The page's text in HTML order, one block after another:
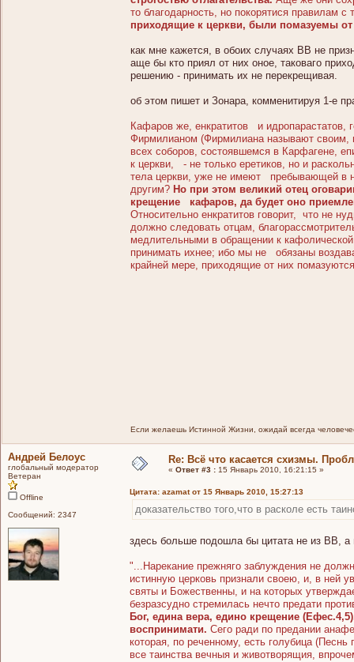
то благодарность, но покорятися правилам
приходящие к церкви, были помазуемы от
как мне кажется, в обоих случаях ВВ не
аще бы кто приял от них оное, таковаго
решению - принимать их не перекрещивая.
об этом пишет и Зонара, комменитируя 1-е
Кафаров же, енкратитов и
Фирмилианом (Фирмилиана называют своим,
всех соборов, состоявшемся в Карфагене,
к церкви, - не только еретиков, но и
тела церкви, уже не имеют пребывающей в
другим? Но при этом великий отец
крещение кафаров, да будет оно
Относительно енкратитов говорит, что не
должно следовать отцам,
медлительными в обращении к
принимать ихнее; ибо мы не обязаны
крайней мере, приходящие от них
Если желаешь Истинной Жизни, ожидай всегда
Андрей Белоус
глобальный модератор
Ветеран
Offline
Сообщений: 2347
Re: Всё что касается схизмы.
« Ответ #3 : 15 Январь 2010, 16:21:15 »
Цитата: azamat от 15 Январь 2010, 15:27:13
доказательство того,что в расколе есть
здесь больше подошла бы цитата не из ВВ, а
"...Нарекание прежняго заблуждения не
истинную церковь признали своею, и, в ней
святы и Божественны, и на которых
безразсудно стремилась нечто предати
Бог, едина вера, едино крещение
воспринимати. Сего ради по предании
которая, по реченному, есть голубица
все таинства вечныя и животворящия,